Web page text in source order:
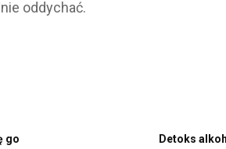
oddychać.
go
Detoks